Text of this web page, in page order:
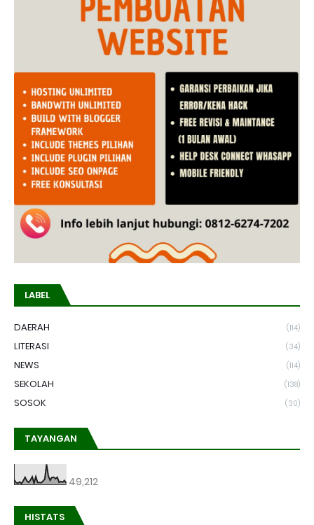
LABEL
DAERAH (114)
LITERASI (34)
NEWS (114)
SEKOLAH (138)
SOSOK (30)
TAYANGAN
49,212
HISTATS